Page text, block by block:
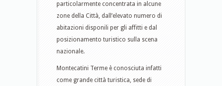
particolarmente concentrata in alcune
zone della Città, dall’elevato numero di
abitazioni disponili per gli affitti e dal
posizionamento turistico sulla scena
nazionale.
Montecatini Terme è conosciuta infatti
come grande città turistica, sede di